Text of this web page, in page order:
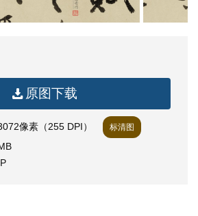
原图下载
像素（255 DPI） 标清图